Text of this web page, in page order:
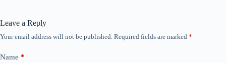
Leave a Reply
Your email address will not be published. Required fields are marked *
Name *